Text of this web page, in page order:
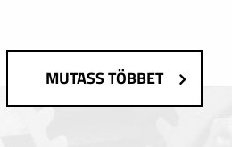
MUTASS TÖBBET